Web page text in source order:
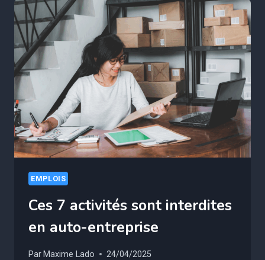
DES
CONDUCTEURS
SNCF
RÉVÉLÉ
EMPLOIS
Ces 7 activités sont interdites
en auto-entreprise
Par Maxime Lado 24/04/2025